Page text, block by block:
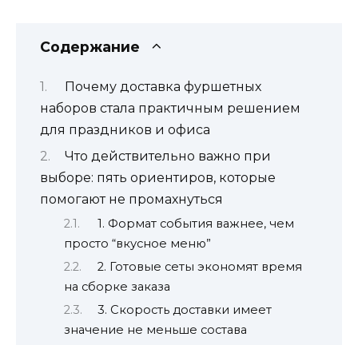
Содержание
Почему доставка фуршетных
наборов стала практичным решением
для праздников и офиса
Что действительно важно при
выборе: пять ориентиров, которые
помогают не промахнуться
1. Формат события важнее, чем
просто “вкусное меню”
2. Готовые сеты экономят время
на сборке заказа
3. Скорость доставки имеет
значение не меньше состава